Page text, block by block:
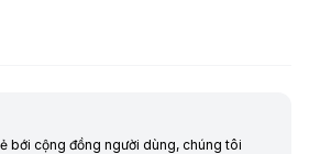
bới cộng đồng người dùng, chúng tôi